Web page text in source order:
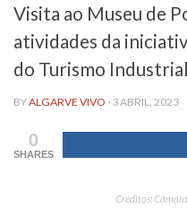
Visita ao Museu de
atividades da
do Turismo
BYALGARVE VIVO · 3 ABRIL, 2023
0
SHARES
Créditos: